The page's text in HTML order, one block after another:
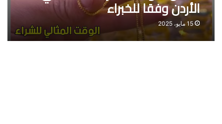
الأردن وفقا للخبراء
15 مايو، 2025